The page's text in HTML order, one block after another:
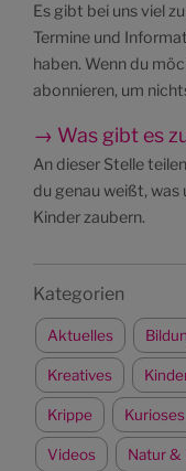
Es gibt bei uns viel
Termine und
haben. Wenn du
abonnieren, um
→ Was gibt es
An dieser Stelle
du genau weißt, was
Kinder zaubern.
Kategorien
Aktuelles
Kreatives
Krippe Kurioses
Videos Natur &